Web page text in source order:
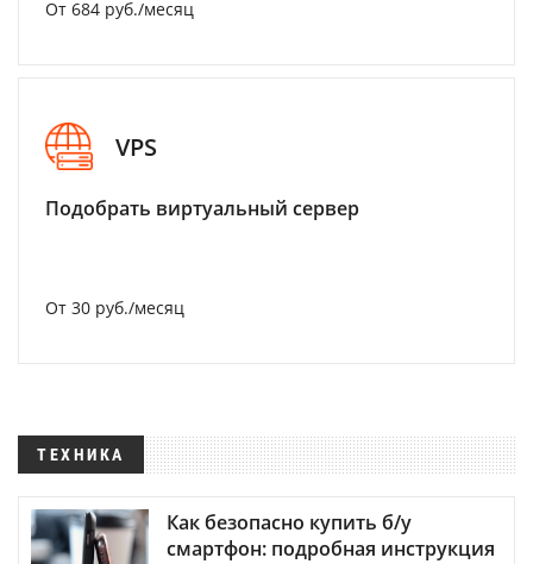
От 684 руб./месяц
VPS
Подобрать виртуальный сервер
От 30 руб./месяц
ТЕХНИКА
Как безопасно купить б/у
смартфон: подробная инструкция